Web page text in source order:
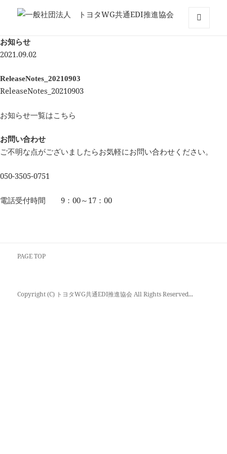
進協会
お知らせ
2021.09.02
ReleaseNotes_20210903
ReleaseNotes_20210903
お知らせ一覧はこちら
お問い合わせ
ご不明な点がございましたらお気軽にお問い合わせください。
050-3505-0751
電話受付時間 9：00～17：00
PAGE TOP
Copyright (C) トヨタWG共通EDI推進協会 All Rights Reserved...